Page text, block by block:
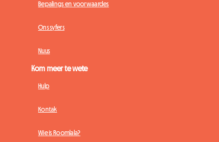
Bepalings en voorwaardes
Ons syfers
Nuus
Kom meer te wete
Hulp
Kontak
Wie is Roomlala?